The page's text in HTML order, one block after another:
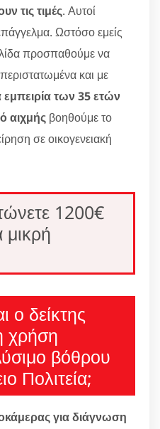
τις τιμές. Αυτοί
Ωστόσο εμείς
προσπαθούμε να
και με
εμπειρία των 35 ετών
αιχμής βοηθούμε το
σε οικογενειακή
1200€
μικρή
ο δείκτης
χρήση
βόθρου
Πολιτεία;
για διάγνωση